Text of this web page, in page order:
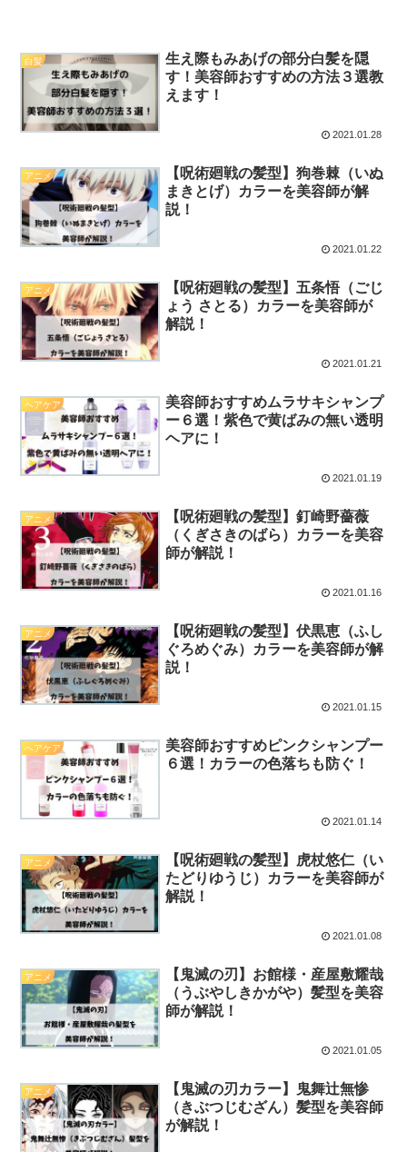
白髪
生え際もみあげの部分白髪を隠
す！美容師おすすめの方法３選教
えます！
2021.01.28
アニメ
【呪術廻戦の髪型】狗巻棘（いぬ
まきとげ）カラーを美容師が解
説！
2021.01.22
アニメ
【呪術廻戦の髪型】五条悟（ごじ
ょう さとる）カラーを美容師が
解説！
2021.01.21
ヘアケア
美容師おすすめムラサキシャンプ
ー６選！紫色で黄ばみの無い透明
ヘアに！
2021.01.19
アニメ
【呪術廻戦の髪型】釘崎野薔薇
（くぎさきのばら）カラーを美容
師が解説！
2021.01.16
アニメ
【呪術廻戦の髪型】伏黒恵（ふし
ぐろめぐみ）カラーを美容師が解
説！
2021.01.15
ヘアケア
美容師おすすめピンクシャンプー
６選！カラーの色落ちも防ぐ！
2021.01.14
アニメ
【呪術廻戦の髪型】虎杖悠仁（い
たどりゆうじ）カラーを美容師が
解説！
2021.01.08
アニメ
【鬼滅の刃】お館様・産屋敷耀哉
（うぶやしきかがや）髪型を美容
師が解説！
2021.01.05
アニメ
【鬼滅の刃カラー】鬼舞辻無惨
（きぶつじむざん）髪型を美容師
が解説！